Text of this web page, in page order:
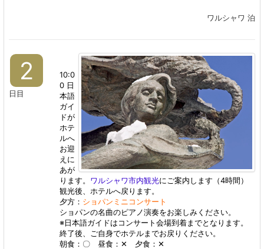
ワルシャワ 泊
2
日目
10:0
0 日
本語
ガイ
ドが
ホテ
ルへ
お迎
えに
あが
ります。 ワルシャワ市内観光にご案内します（4時間）
観光後、ホテルへ戻ります。
夕方： ショパンミニコンサート
ショパンの名曲のピアノ演奏をお楽しみください。
※日本語ガイドはコンサート会場到着までとなります。
終了後、ご自身でホテルまでお戻りください。
朝食：〇 昼食：✕ 夕食：✕